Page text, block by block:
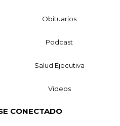
Obituarios
Podcast
Salud Ejecutiva
Videos
CONECTADO